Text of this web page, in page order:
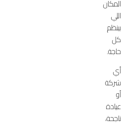
المكان
اللي
بينظم
كل
حاجة.
أي
شركة
أو
عيادة
ناجحة،